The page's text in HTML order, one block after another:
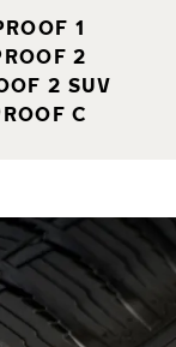
1
2
2 SUV
C